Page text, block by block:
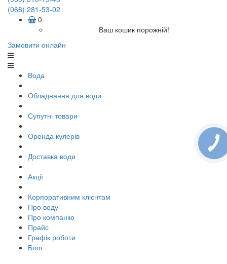
(068) 281-53-02
0
Ваш кошик порожній!
Замовити онлайн
Вода
Обладнання для води
Супутні товари
Оренда кулерів
Доставка води
Акції
Корпоративним клієнтам
Про воду
Про компанію
Прайс
Графік роботи
Блог